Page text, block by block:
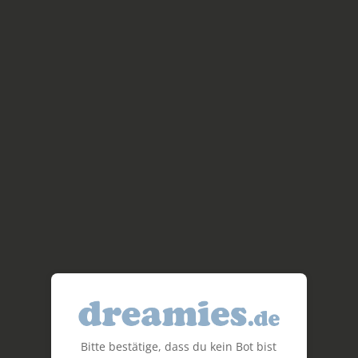
Bitte bestätige, dass du kein Bot bist